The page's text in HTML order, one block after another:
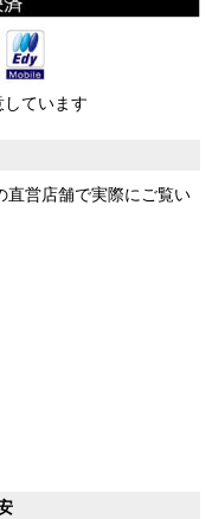
ています
直営店舗で実際にご覧い